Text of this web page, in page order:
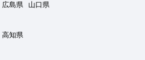
広島県
山口県
高知県